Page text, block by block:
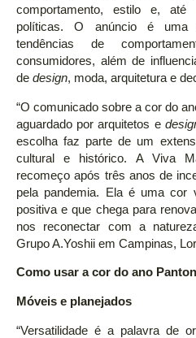
comportamento, estilo e, até
políticas. O anúncio é uma
tendências de
consumidores, além de
de design, moda, arquitetura e
“O comunicado sobre a cor do
aguardado por arquitetos e
escolha faz parte de um
cultural e histórico. A Viva
recomeço após três anos de
pela pandemia. Ela é uma cor
positiva e que chega para
nos reconectar com a
Grupo A.Yoshii em Campinas,
Como usar a cor do ano
Móveis e planejados
“Versatilidade é a palavra de